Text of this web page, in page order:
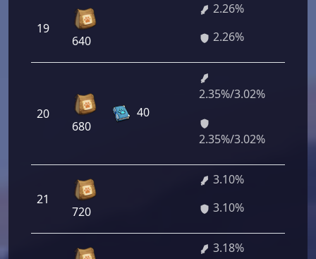
19
640
2.26%
2.26%
20
680
40
2.35%/3.02%
2.35%/3.02%
21
720
3.10%
3.10%
3.18%